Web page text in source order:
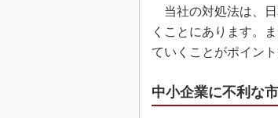
当社の対処法は、日
くことにあります。
ていくことがポイン
中小企業に不利な